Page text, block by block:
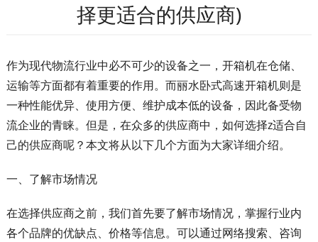
择更适合的供应商)
作为现代物流行业中必不可少的设备之一，开箱机在仓储、
运输等方面都有着重要的作用。而丽水卧式高速开箱机则是
一种性能优异、使用方便、维护成本低的设备，因此备受物
流企业的青睐。但是，在众多的供应商中，如何选择z适合自
己的供应商呢？本文将从以下几个方面为大家详细介绍。
一、了解市场情况
在选择供应商之前，我们首先要了解市场情况，掌握行业内
各个品牌的优缺点、价格等信息。可以通过网络搜索、咨询